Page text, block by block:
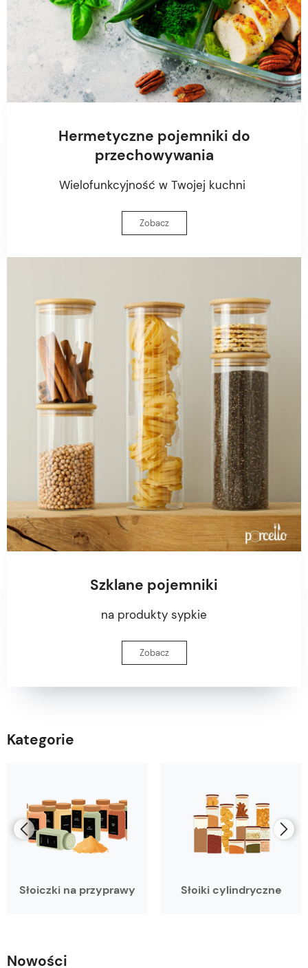
Hermetyczne pojemniki do
przechowywania
Wielofunkcyjność w Twojej kuchni
Zobacz
Szklane pojemniki
na produkty sypkie
Zobacz
Kategorie
Słoiczki na przyprawy Słoiki cylindryczne
Nowości